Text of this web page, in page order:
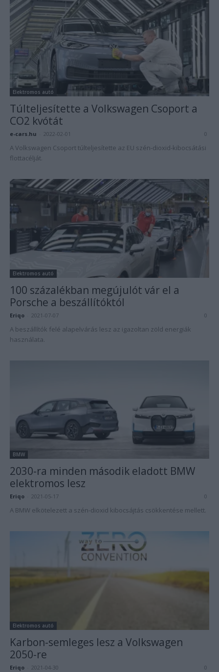
Elektromos autó
Túlteljesítette a Volkswagen Csoport a
CO2 kvótát
e-cars.hu 2022-02-01 0
A Volkswagen Csoport túlteljesítette az EU szén-dioxid-kibocsátási
flottacélját.
Elektromos autó
100 százalékban megújulót vár el a
Porsche a beszállítóktól
Eriqo 2021-07-07 0
A beszállítók felé alapelvárás lesz az igazoltan zöld energiák
használata.
BMW
2030-ra minden második eladott BMW
elektromos lesz
Eriqo 2021-05-17 0
A BMW elkötelezett a szén-dioxid kibocsájtás csökkentése mellett.
Elektromos autó
Karbon-semleges lesz a Volkswagen
2050-re
Eriqo 2021-04-30 0